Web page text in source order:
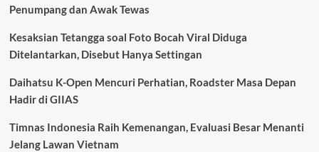
Penumpang dan Awak Tewas
Kesaksian Tetangga soal Foto Bocah Viral Diduga
Ditelantarkan, Disebut Hanya Settingan
Daihatsu K-Open Mencuri Perhatian, Roadster Masa Depan
Hadir di GIIAS
Timnas Indonesia Raih Kemenangan, Evaluasi Besar Menanti
Jelang Lawan Vietnam